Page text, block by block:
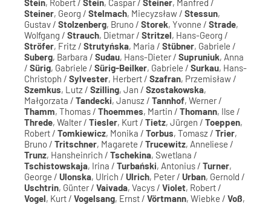
Steiner, Georg / Stelmach, Miecyzsław / Stessun,
Gustav / Stolzenberg, Bruno / Storek, Yvonne / Strade,
Wolfgang / Strauch, Dietmar / Stritzel, Hans-Georg /
Ströfer, Fritz / Strutyńska, Maria / Stübner, Gabriele /
Suberg, Barbara / Sudau, Hans-Dieter / Supruniuk, Anna
/ Sürig, Gabriele / Sürig-Beilker, Gabriele / Surkau, Hans-
Christoph / Sylvester, Herbert / Szafran, Przemisław /
Szemkus, Lutz / Szilling, Jan / Szostakowska,
Małgorzata / Tandecki, Janusz / Tannhof, Werner /
Thamm, Thomas / Thoemmes, Martin / Thomann, Ilse /
Threde, Walter / Tiesler, Kurt / Tietz, Jürgen / Toeppen,
Robert / Tomkiewicz, Monika / Torbus, Tomasz / Trier,
Bruno / Tritschner, Magarete / Trucewitz, Anneliese /
Trunz, Hansheinrich / Tschekina, Swetlana /
Tschistowskaja, Irina / Turbański, Antonius / Turner,
George / Ulonska, Ulrich / Ulrich, Peter / Urban, Gernold /
Uschtrin, Günter / Vaivada, Vacys / Violet, Robert /
Vogel, Kurt / Vogelsang, Ernst / Vörtmann, Wiebke / Voß,